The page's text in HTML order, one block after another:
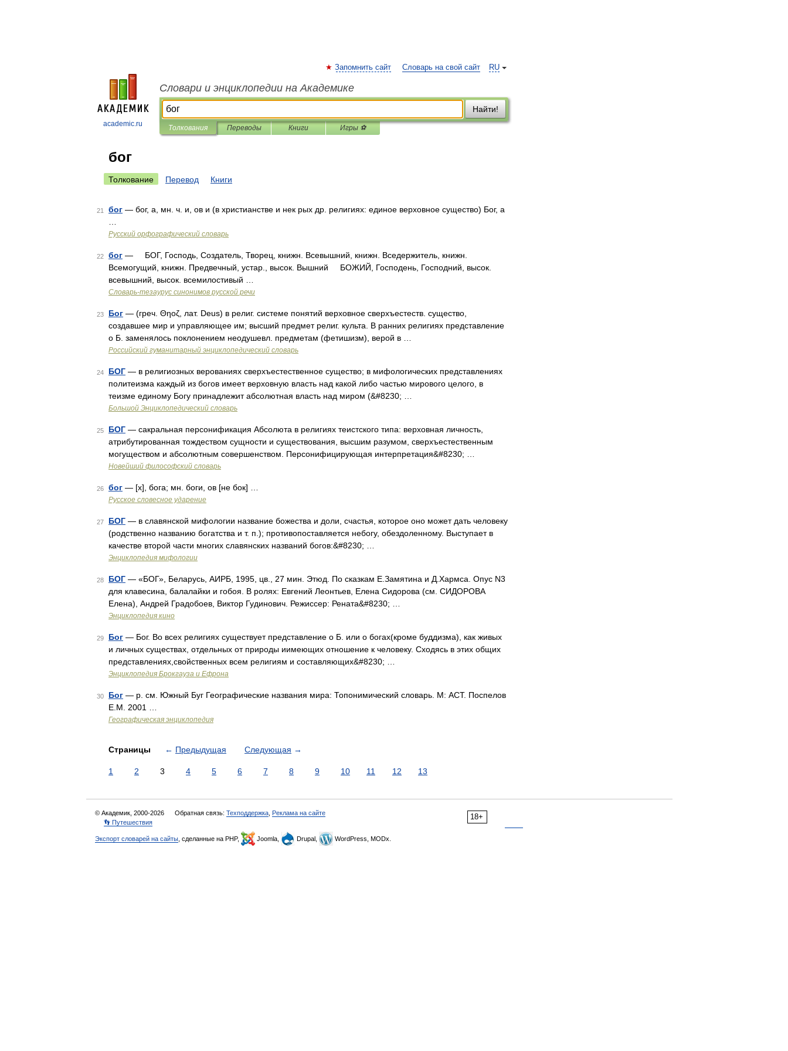
academic.ru
RU
Запомнить сайт Словарь на свой сайт
Словари и энциклопедии на Академике
Найти!
Толкования Переводы Книги Игры ⚽
бог
Толкование Перевод Книги
21 бог — бог, а, мн. ч. и, ов и (в христианстве и нек рых др. религиях: единое верховное существо) Бог, а
Русский орфографический словарь
22 бог — БОГ, Господь, Создатель, Творец, книжн. Всевышний, книжн. Вседержитель, книжн.
Всемогущий, книжн. Предвечный, устар., высок. Вышний БОЖИЙ, Господень, Господний, высок.
всевышний, высок. всемилостивый …
Словарь-тезаурус синонимов русской речи
23 Бог — (греч. Θηοζ, лат. Deus) в религ. системе понятий верховное сверхъестеств. существо,
создавшее мир и управляющее им; высший предмет религ. культа. В ранних религиях представление
о Б. заменялось поклонением неодушевл. предметам (фетишизм), верой в …
Российский гуманитарный энциклопедический словарь
24 БОГ — в религиозных верованиях сверхъестественное существо; в мифологических представлениях
политеизма каждый из богов имеет верховную власть над какой либо частью мирового целого, в
теизме единому Богу принадлежит абсолютная власть над миром (&#8230; …
Большой Энциклопедический словарь
25 БОГ — сакральная персонификация Абсолюта в религиях теистского типа: верховная личность,
атрибутированная тождеством сущности и существования, высшим разумом, сверхъестественным
могуществом и абсолютным совершенством. Персонифицирующая интерпретация&#8230; …
Новейший философский словарь
26 бог — [х], бога; мн. боги, ов [не бок] …
Русское словесное ударение
27 БОГ — в славянской мифологии название божества и доли, счастья, которое оно может дать человеку
(родственно названию богатства и т. п.); противопоставляется небогу, обездоленному. Выступает в
качестве второй части многих славянских названий богов:&#8230; …
Энциклопедия мифологии
28 БОГ — «БОГ», Беларусь, АИРБ, 1995, цв., 27 мин. Этюд. По сказкам Е.Замятина и Д.Хармса. Опус N3
для клавесина, балалайки и гобоя. В ролях: Евгений Леонтьев, Елена Сидорова (см. СИДОРОВА
Елена), Андрей Градобоев, Виктор Гудинович. Режиссер: Рената&#8230; …
Энциклопедия кино
29 Бог — Бог. Во всех религиях существует представление о Б. или о богах(кроме буддизма), как живых
и личных существах, отдельных от природы иимеющих отношение к человеку. Сходясь в этих общих
представлениях,свойственных всем религиям и составляющих&#8230; …
Энциклопедия Брокгауза и Ефрона
30 Бог — р. см. Южный Буг Географические названия мира: Топонимический словарь. М: АСТ. Поспелов
Е.М. 2001 …
Географическая энциклопедия
Страницы ← Предыдущая Следующая →
1 2 3 4 5 6 7 8 9 10 11 12 13
18+
© Академик, 2000-2026 Обратная связь: Техподдержка Реклама на сайте
👣 Путешествия
Экспорт словарей на сайты , сделанные на PHP, Joomla, Drupal, WordPress, MODx.